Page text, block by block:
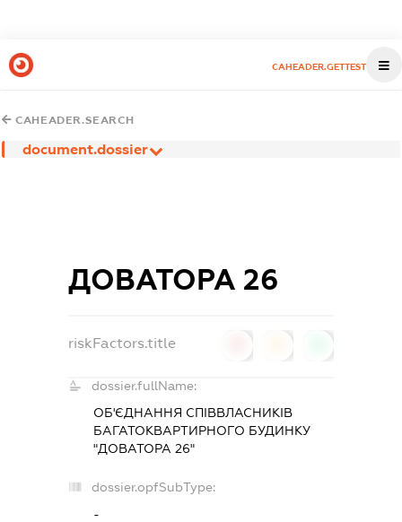
CAHEADER.GETTEST
CAHEADER.SEARCH
document.dossier
ДОВАТОРА 26
riskFactors.title
dossier.fullName:
ОБ'ЄДНАННЯ СПІВВЛАСНИКІВ
БАГАТОКВАРТИРНОГО БУДИНКУ
"ДОВАТОРА 26"
dossier.opfSubType:
-